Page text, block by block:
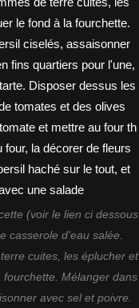
(voir le lien ci dessous
casserole d'eau salée.
cuites, les éplucher et
Mélanger dans
avec sel et poivre.